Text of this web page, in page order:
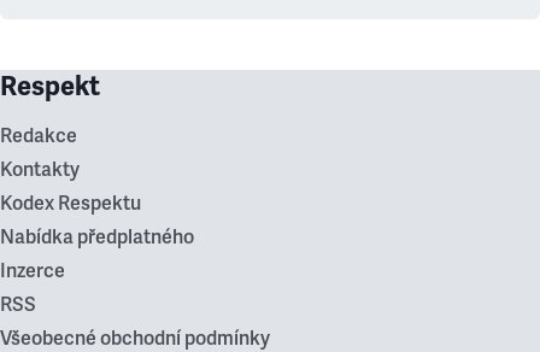
Respekt
Redakce
Kontakty
Kodex Respektu
Nabídka předplatného
Inzerce
RSS
Všeobecné obchodní podmínky